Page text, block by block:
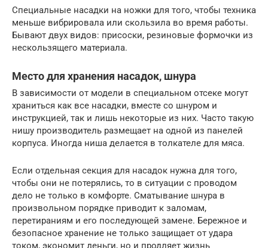
Специальные насадки на ножки для того, чтобы техника
меньше вибрировала или скользила во время работы.
Бывают двух видов: присоски, резиновые формочки из
нескользящего материала.
Место для хранения насадок, шнура
В зависимости от модели в специальном отсеке могут
храниться как все насадки, вместе со шнуром и
инструкцией, так и лишь некоторые из них. Часто такую
нишу производитель размещает на одной из панелей
корпуса. Иногда ниша делается в толкателе для мяса.
Если отдельная секция для насадок нужна для того,
чтобы они не потерялись, то в ситуации с проводом
дело не только в комфорте. Сматывание шнура в
произвольном порядке приводит к заломам,
перетираниям и его последующей замене. Бережное и
безопасное хранение не только защищает от удара
током, экономит деньги, но и продляет жизнь